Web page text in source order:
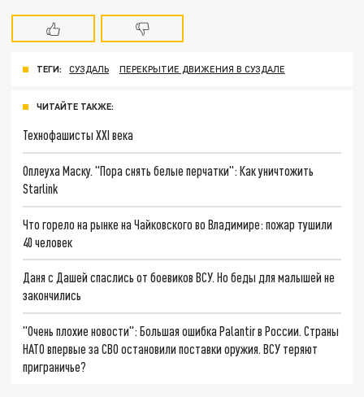
ТЕГИ: СУЗДАЛЬ ПЕРЕКРЫТИЕ ДВИЖЕНИЯ В СУЗДАЛЕ
ЧИТАЙТЕ ТАКЖЕ:
Технофашисты XXI века
Оплеуха Маску. "Пора снять белые перчатки": Как уничтожить
Starlink
Что горело на рынке на Чайковского во Владимире: пожар тушили
40 человек
Даня с Дашей спаслись от боевиков ВСУ. Но беды для малышей не
закончились
"Очень плохие новости": Большая ошибка Palantir в России. Страны
НАТО впервые за СВО остановили поставки оружия. ВСУ теряют
приграничье?